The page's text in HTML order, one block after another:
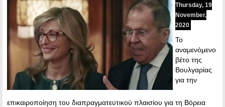
Thursday, 19
November,
2020
Το
αναμενόμενο
βέτο της
Βουλγαρίας
για την
επικαιροποίηση του διαπραγματευτικού πλαισίου για τη Βόρεια